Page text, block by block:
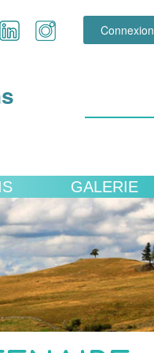
Connexion
GALERIE